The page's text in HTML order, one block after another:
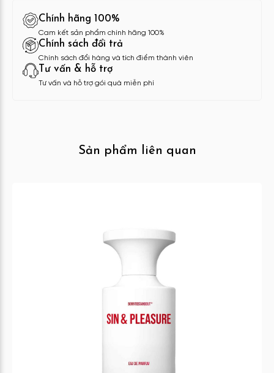
Chính hãng 100%
Cam kết sản phẩm chính hãng 100%
Chính sách đổi trả
Chính sách đổi hàng và tích điểm thành viên
Tư vấn & hỗ trợ
Tư vấn và hỗ trợ gói quà miễn phí
Sản phẩm liên quan